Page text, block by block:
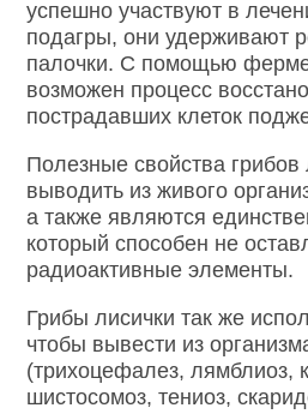
успешно участвуют в
подагры, они удерживают
палочки. С помощью
возможен процесс
пострадавших клеток
Полезные свойства
выводить из живого
а также являются
который способен не
радиоактивные элементы.
Грибы лисички так же
чтобы вывести из
(трихоцефалез, лямблиоз,
шистосомоз, тениоз,